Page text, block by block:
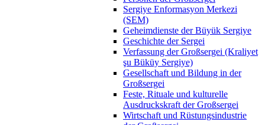
Sergiye Enformasyon Merkezi
(SEM)
Geheimdienste der Büyük Sergiye
Geschichte der Sergei
Verfassung der Großsergei (Kraliyet
şu Büküy Sergiye)
Gesellschaft und Bildung in der
Großsergei
Feste, Rituale und kulturelle
Ausdruckskraft der Großsergei
Wirtschaft und Rüstungsindustrie